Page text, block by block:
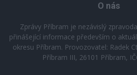
O nás
Zprávy Příbram je nezávislý
přinášející informace především o
okresu Příbram. Provozovatel: Radek
Příbram III, 26101 Příbram,